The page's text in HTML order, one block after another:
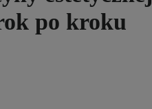
po kroku